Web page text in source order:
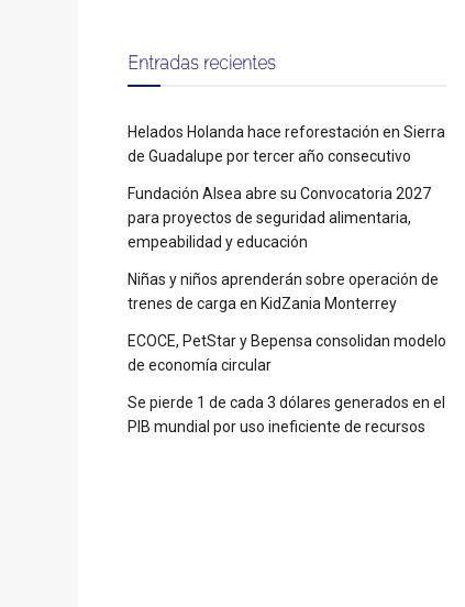
Entradas recientes
Helados Holanda hace reforestación en Sierra
de Guadalupe por tercer año consecutivo
Fundación Alsea abre su Convocatoria 2027
para proyectos de seguridad alimentaria,
empeabilidad y educación
Niñas y niños aprenderán sobre operación de
trenes de carga en KidZania Monterrey
ECOCE, PetStar y Bepensa consolidan modelo
de economía circular
Se pierde 1 de cada 3 dólares generados en el
PIB mundial por uso ineficiente de recursos